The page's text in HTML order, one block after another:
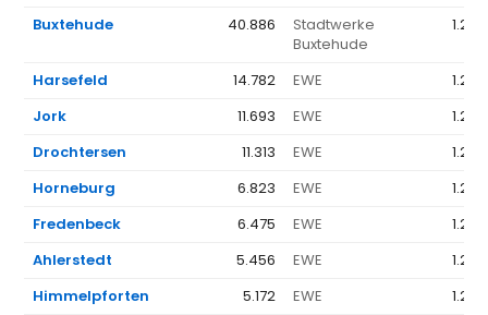
Buxtehude
40.886
Stadtwerke
Buxtehude
Harsefeld 14.782 EWE
Jork
11.693 EWE
Drochtersen
11.313 EWE
Horneburg
6.823 EWE
Fredenbeck
6.475 EWE
Ahlerstedt
5.456 EWE
Himmelpforten
5.172 EWE